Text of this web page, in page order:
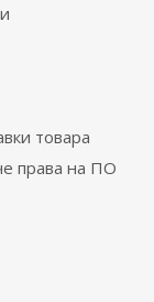
товара
права на ПО